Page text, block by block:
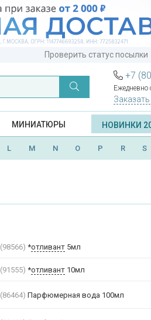
Проверить статус посылки
+7
Ежедневно
МИНИАТЮРЫ НОВИНКИ
L M N O P R S
(98566) *отливант 5мл
(91555) *отливант 10мл
(86464) Парфюмерная вода 100мл